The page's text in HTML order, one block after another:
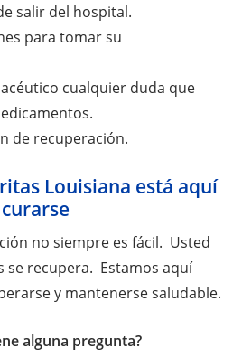
salir del hospital.
para tomar su
cualquier duda que
de recuperación.
Louisiana está aquí
no siempre es fácil. Usted
se recupera. Estamos aquí
y mantenerse saludable.
alguna pregunta?